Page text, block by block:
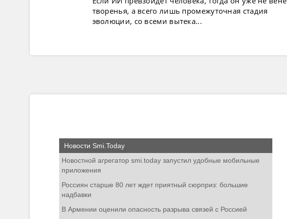
творенья, а всего лишь промежуточная стадия
эволюции, со всеми вытека...